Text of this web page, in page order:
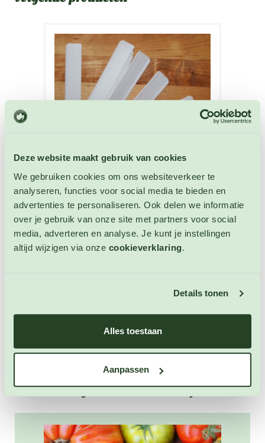
Deze website maakt gebruik van cookies
We gebruiken cookies om ons websiteverkeer te
analyseren, functies voor social media te bieden en
advertenties te personaliseren. Ook delen we informatie
over je gebruik van onze site met partners voor social
media, adverteren en analyse. Je kunt je instellingen
altijd wijzigen via onze cookieverklaring.
Details tonen
Alles toestaan
Aanpassen
Plastic Labels 14 cm x 1,7 cm wit
Plantlabels
Artikelnummer: 4028
Onze blogartikelen over dit product